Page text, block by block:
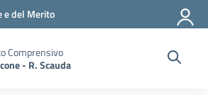
e del Merito
Comprensivo
- R. Scauda